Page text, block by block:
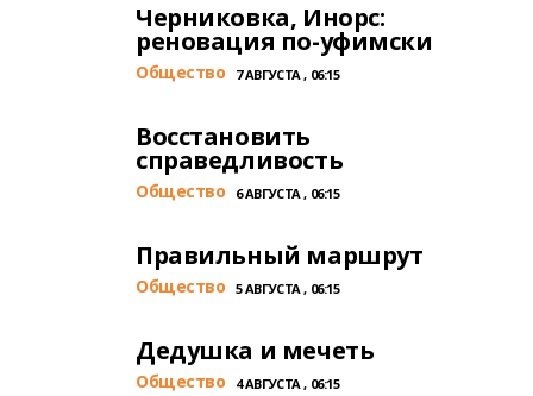
Черниковка, Инорс:
реновация по-уфимски
Общество 7 АВГУСТА , 06:15
Восстановить
справедливость
Общество 6 АВГУСТА , 06:15
Правильный маршрут
Общество 5 АВГУСТА , 06:15
Дедушка и мечеть
Общество 4 АВГУСТА , 06:15